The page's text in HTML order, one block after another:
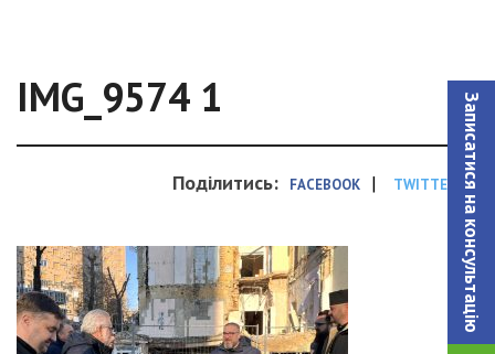
Записатися на консультацiю
IMG_9574 1
Поділитись: FACEBOOK | TWITTER